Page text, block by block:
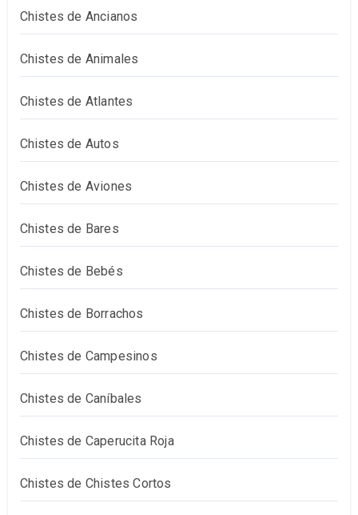
Chistes de Ancianos
Chistes de Animales
Chistes de Atlantes
Chistes de Autos
Chistes de Aviones
Chistes de Bares
Chistes de Bebés
Chistes de Borrachos
Chistes de Campesinos
Chistes de Caníbales
Chistes de Caperucita Roja
Chistes de Chistes Cortos